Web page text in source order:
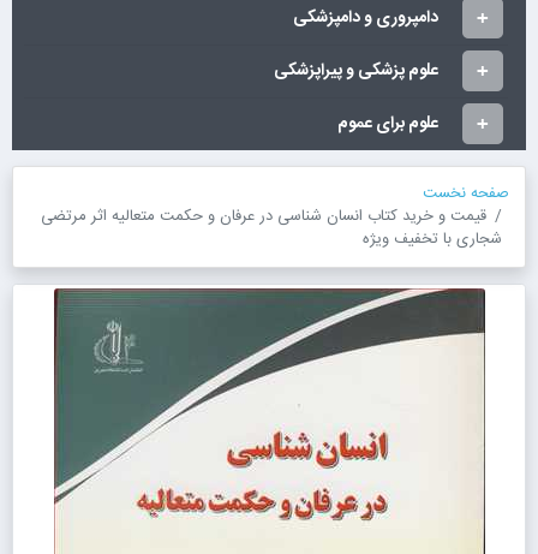
دامپروری و دامپزشکی
علوم پزشکی و پیراپزشکی
علوم برای عموم
صفحه نخست
قیمت و خرید کتاب انسان شناسی در عرفان و حکمت متعالیه اثر مرتضی
شجاری با تخفیف ویژه